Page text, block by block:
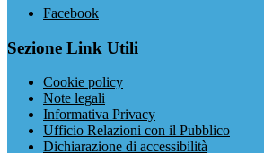
Facebook
Sezione Link Utili
Cookie policy
Note legali
Informativa Privacy
Ufficio Relazioni con il Pubblico
Dichiarazione di accessibilità